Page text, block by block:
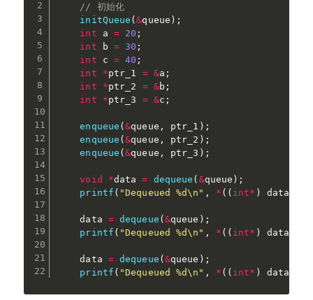
// 初始化
initQueue (&queue ) ;
int a = 20 ;
int b = 30 ;
int c = 40 ;
int
*ptr_1 = &a ;
int
*ptr_2 = &b ;
int
*ptr_3 = &c ;
enqueue (&queue , ptr_1 ) ;
enqueue (&queue , ptr_2 ) ;
enqueue (&queue , ptr_3 ) ;
void *data = dequeue ( &queue ) ;
printf ( "Dequeued %d\n" , * ( ( int* ) data
    data
= dequeue (&queue ) ;
printf ( "Dequeued %d\n" , * ( ( int* ) data
    data
= dequeue (&queue ) ;
printf ( "Dequeued %d\n" , * ( ( int* ) data